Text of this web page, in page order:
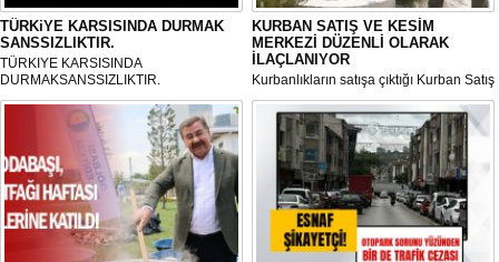
TÜRKiYE KARSISINDA DURMAK
SANSSIZLIKTIR.
TÜRKIYE KARSISINDA
DURMAKSANSSIZLIKTIR.
KURBAN SATIŞ VE KESİM
MERKEZİ DÜZENLİ OLARAK
İLAÇLANIYOR
Kurbanlıkların satışa çıktığı Kurban Satış
ve Kesim Merkezi, haşere ve
mikropların önüne geçilmesi amacıyla
her gün Gölbaşı Belediyesi ekipleri
tarafından düzenli olarak ilaçlanıyor.